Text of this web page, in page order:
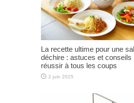
La recette ultime pour une
déchire : astuces et conseils
réussir à tous les coups
2 juin 2025